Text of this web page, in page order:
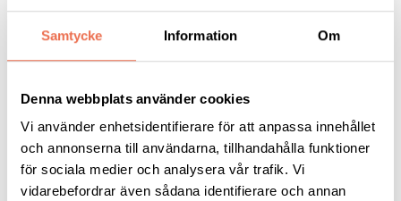
Samtycke Information Om
Denna webbplats använder cookies
Vi använder enhetsidentifierare för att anpassa innehållet
och annonserna till användarna, tillhandahålla funktioner
för sociala medier och analysera vår trafik. Vi
vidarebefordrar även sådana identifierare och annan
försäljning av japansk mat samt information om Japan. Ta
chansen att uppleva och njuta av Japan här i Sverige.
Vart - Kungsträdgården
Fri entré